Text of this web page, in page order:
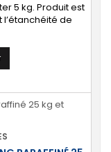
5 kg. Produit est
de
alimentaire]
homologuées,
les Uvs, et
simple avec un